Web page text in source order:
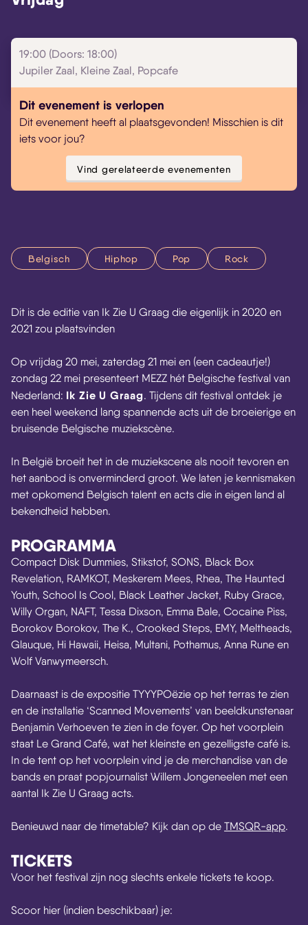
19:00 (Doors: 18:00)
Jupiler Zaal, Kleine Zaal, Popcafe
Dit evenement is verlopen
Dit evenement heeft al plaatsgevonden! Misschien is dit
iets voor jou?
Vind gerelateerde evenementen
Belgisch Hiphop Pop Rock
Dit is de editie van Ik Zie U Graag die eigenlijk in 2020 en
2021 zou plaatsvinden
Op vrijdag 20 mei, zaterdag 21 mei en (een cadeautje!)
zondag 22 mei presenteert MEZZ hét Belgische festival van
Nederland: Ik Zie U Graag. Tijdens dit festival ontdek je
een heel weekend lang spannende acts uit de broeierige en
bruisende Belgische muziekscène.
In België broeit het in de muziekscene als nooit tevoren en
het aanbod is onverminderd groot. We laten je kennismaken
met opkomend Belgisch talent en acts die in eigen land al
bekendheid hebben.
PROGRAMMA
Compact Disk Dummies, Stikstof, SONS, Black Box
Revelation, RAMKOT, Meskerem Mees, Rhea, The Haunted
Youth, School Is Cool, Black Leather Jacket, Ruby Grace,
Willy Organ, NAFT, Tessa Dixson, Emma Bale, Cocaine Piss,
Borokov Borokov, The K., Crooked Steps, EMY, Meltheads,
Glauque, Hi Hawaii, Heisa, Multani, Pothamus, Anna Rune en
Wolf Vanwymeersch.
Daarnaast is de expositie TYYYPOëzie op het terras te zien
en de installatie ‘Scanned Movements’ van beeldkunstenaar
Benjamin Verhoeven te zien in de foyer. Op het voorplein
staat Le Grand Café, wat het kleinste en gezelligste café is.
In de tent op het voorplein vind je de merchandise van de
bands en praat popjournalist Willem Jongeneelen met een
aantal Ik Zie U Graag acts.
Benieuwd naar de timetable? Kijk dan op de TMSQR-app.
TICKETS
Voor het festival zijn nog slechts enkele tickets te koop.
Scoor hier (indien beschikbaar) je: